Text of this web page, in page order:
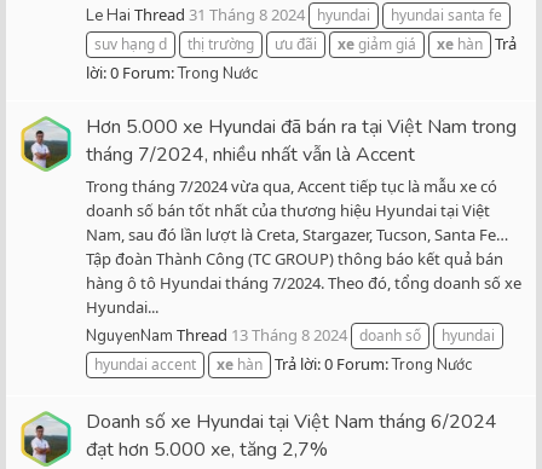
Le Hai Thread 31 Tháng 8 2024 hyundai
hyundai santa fe
suv hạng d
thị trường ưu đãi xegiảm giá xe hàn Trả
lời: 0 Forum:Trong Nước
Hơn 5.000 xe Hyundai đã bán ra tại Việt Nam trong
tháng 7/2024, nhiều nhất vẫn là Accent
Trong tháng 7/2024 vừa qua, Accent tiếp tục là mẫu xe có
doanh số bán tốt nhất của thương hiệu Hyundai tại Việt
Nam, sau đó lần lượt là Creta, Stargazer, Tucson, Santa Fe…
Tập đoàn Thành Công (TC GROUP) thông báo kết quả bán
hàng ô tô Hyundai tháng 7/2024. Theo đó, tổng doanh số xe
Hyundai...
NguyenNam Thread 13 Tháng 8 2024 doanh số
hyundai
hyundai accent
xe hàn Trả lời: 0 Forum:Trong Nước
Doanh số xe Hyundai tại Việt Nam tháng 6/2024
đạt hơn 5.000 xe, tăng 2,7%